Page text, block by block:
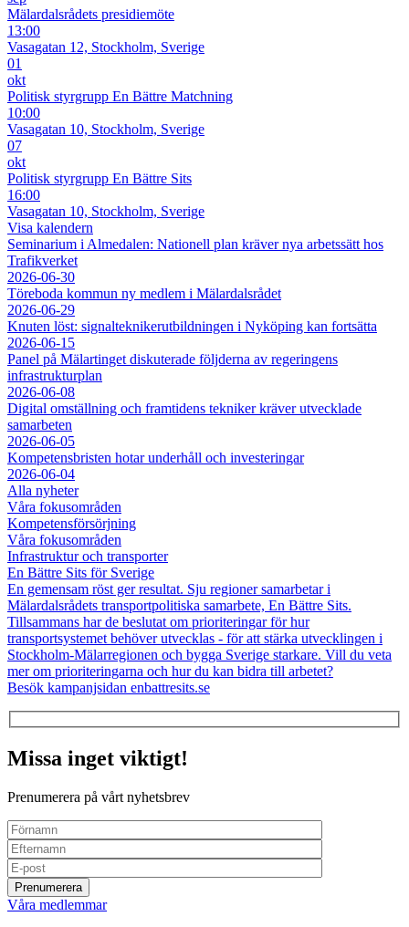
Mälardalsrådets presidiemöte
13:00
Vasagatan 12, Stockholm, Sverige
01
okt
Politisk styrgrupp En Bättre Matchning
10:00
Vasagatan 10, Stockholm, Sverige
07
okt
Politisk styrgrupp En Bättre Sits
16:00
Vasagatan 10, Stockholm, Sverige
Visa kalendern
Seminarium i Almedalen: Nationell plan kräver nya arbetssätt hos
Trafikverket
2026-06-30
Töreboda kommun ny medlem i Mälardalsrådet
2026-06-29
Knuten löst: signalteknikerutbildningen i Nyköping kan fortsätta
2026-06-15
Panel på Mälartinget diskuterade följderna av regeringens
infrastrukturplan
2026-06-08
Digital omställning och framtidens tekniker kräver utvecklade
samarbeten
2026-06-05
Kompetensbristen hotar underhåll och investeringar
2026-06-04
Alla nyheter
Våra fokusområden
Kompetensförsörjning
Våra fokusområden
Infrastruktur och transporter
En Bättre Sits för Sverige
En gemensam röst ger resultat. Sju regioner samarbetar i
Mälardalsrådets transportpolitiska samarbete, En Bättre Sits.
Tillsammans har de beslutat om prioriteringar för hur
transportsystemet behöver utvecklas - för att stärka utvecklingen i
Stockholm-Mälarregionen och bygga Sverige starkare. Vill du veta
mer om prioriteringarna och hur du kan bidra till arbetet?
Besök kampanjsidan enbattresits.se
Missa inget viktigt!
Prenumerera på vårt nyhetsbrev
Våra medlemmar